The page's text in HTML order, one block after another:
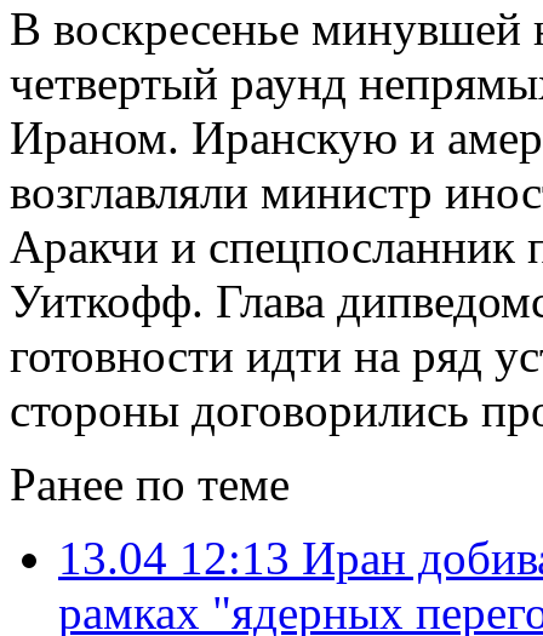
В воскресенье минувшей
четвертый раунд
Ираном. Иранскую и
возглавляли министр
Аракчи и
Уиткофф. Глава
готовности идти на ряд
стороны договорились
Ранее по теме
13.04 12:13 Иран
рамках "ядерных